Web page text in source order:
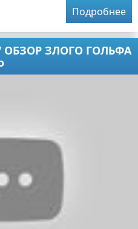
Подробнее
ОБЗОР ЗЛОГО ГОЛЬФА